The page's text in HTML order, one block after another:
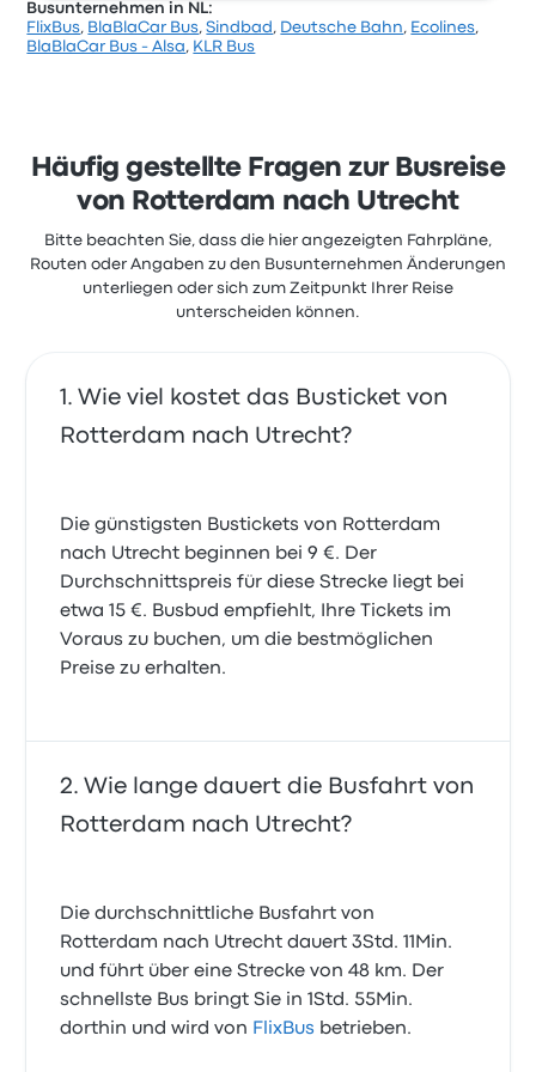
Basierend auf 15043 Bewertungen wurde das
diese Reise beginnen bei 9 €
Busunternehmen in NL:
FlixBus, BlaBlaCar Bus,Sindbad , Deutsche Bahn, Ecolines,
BlaBlaCar Bus - Alsa, KLR Bus
Häufig gestellte Fragen zur Busreise
von Rotterdam nach Utrecht
Bitte beachten Sie, dass die hier angezeigten Fahrpläne,
Routen oder Angaben zu den Busunternehmen Änderungen
unterliegen oder sich zum Zeitpunkt Ihrer Reise
unterscheiden können.
Wie viel kostet das Busticket von
Rotterdam nach Utrecht?
Die günstigsten Bustickets von Rotterdam
nach Utrecht beginnen bei 9 €. Der
Durchschnittspreis für diese Strecke liegt bei
etwa 15 €. Busbud empfiehlt, Ihre Tickets im
Voraus zu buchen, um die bestmöglichen
Preise zu erhalten.
Wie lange dauert die Busfahrt von
Rotterdam nach Utrecht?
Die durchschnittliche Busfahrt von
Rotterdam nach Utrecht dauert 3Std. 11Min.
und führt über eine Strecke von 48 km. Der
schnellste Bus bringt Sie in 1Std. 55Min.
dorthin und wird von FlixBus betrieben.